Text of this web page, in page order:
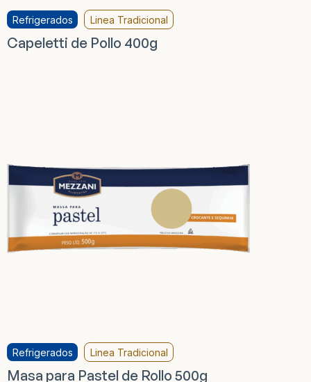
Refrigerados Linea Tradicional
Capeletti de Pollo 400g
Refrigerados Linea Tradicional
Masa para Pastel de Rollo 500g